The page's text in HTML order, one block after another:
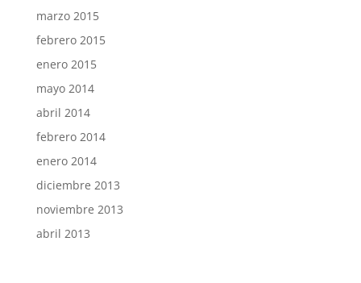
marzo 2015
febrero 2015
enero 2015
mayo 2014
abril 2014
febrero 2014
enero 2014
diciembre 2013
noviembre 2013
abril 2013